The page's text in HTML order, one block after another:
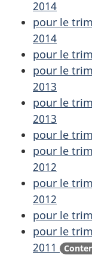
2014
pour le
2014
pour le
pour le
2013
pour le
2013
pour le
pour le
2012
pour le
2012
pour le
pour le
2011